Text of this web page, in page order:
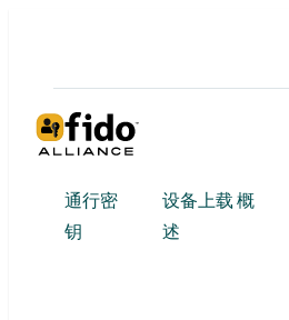
通行密
钥
设备上载 概
述